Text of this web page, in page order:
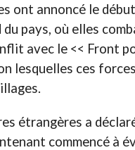
ont annoncé le
du pays, où elles
avec le << Front
lesquelles ces
étrangères a
commencé à